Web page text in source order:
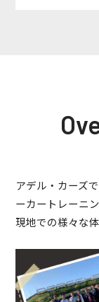
アデル・カーズ
ーカートレーニ
現地での様々な